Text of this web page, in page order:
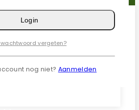
Login
vergeten?
nog niet? Aanmelden